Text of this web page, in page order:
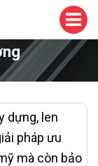
dựng, len
pháp ưu
mà còn bảo